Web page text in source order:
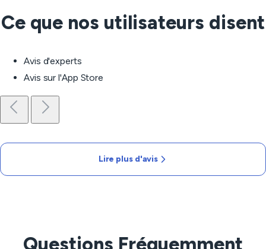
Ce que nos utilisateurs disent
Avis d'experts
Avis sur l'App Store
Lire plus d'avis
Questions Fréquemment